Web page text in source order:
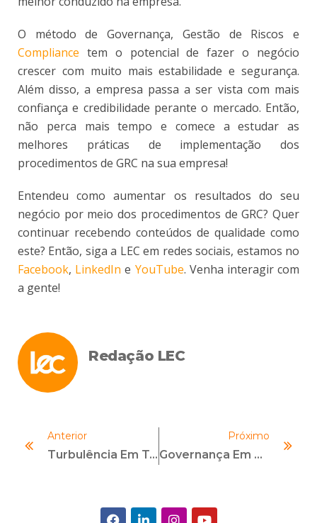
O método de Governança, Gestão de Riscos e
Compliance tem o potencial de fazer o negócio
crescer com muito mais estabilidade e segurança.
Além disso, a empresa passa a ser vista com mais
confiança e credibilidade perante o mercado. Então,
não perca mais tempo e comece a estudar as
melhores práticas de implementação dos
procedimentos de GRC na sua empresa!
Entendeu como aumentar os resultados do seu
negócio por meio dos procedimentos de GRC? Quer
continuar recebendo conteúdos de qualidade como
este? Então, siga a LEC em redes sociais, estamos no
Facebook, LinkedIn e YouTube. Venha interagir com
a gente!
Redação LEC
Anterior
Turbulência Em Terra Firme
Próximo
Governança Em Boa Saúde